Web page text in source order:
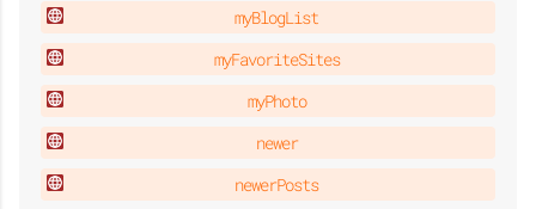
myBlogList
myFavoriteSites
myPhoto
newer
newerPosts